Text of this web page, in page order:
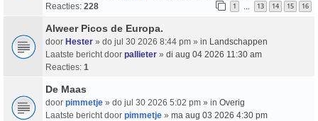
Reacties: 228 1 … 13 14 15 16
Alweer Picos de Europa.
door Hester » do jul 30 2026 8:44 pm » in Landschappen
Laatste bericht door pallieter » di aug 04 2026 11:30 am
Reacties: 1
De Maas
door pimmetje » do jul 30 2026 5:02 pm » in Overig
Laatste bericht door pimmetje » ma aug 03 2026 4:30 pm